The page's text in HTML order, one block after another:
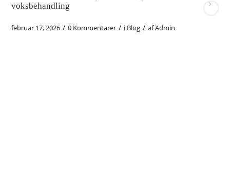
voksbehandling
februar 17, 2026 / 0 Kommentarer / i Blog / afAdmin